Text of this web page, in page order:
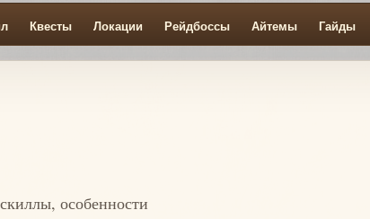
Квесты Локации Рейдбоссы Айтемы Гайды
особенности